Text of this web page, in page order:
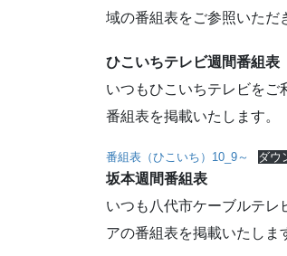
域の番組表をご参照いただ
ひこいちテレビ週間番組表
いつもひこいちテレビをご
番組表を掲載いたします。
番組表（ひこいち）10_9～ ダウ
坂本週間番組表
いつも八代市ケーブルテレ
アの番組表を掲載いたしま